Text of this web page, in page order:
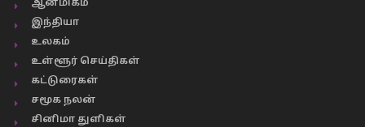
ஆன்மிகம்
இந்தியா
உலகம்
உள்ளூர் செய்திகள்
கட்டுரைகள்
சமூக நலன்
சினிமா துளிகள்